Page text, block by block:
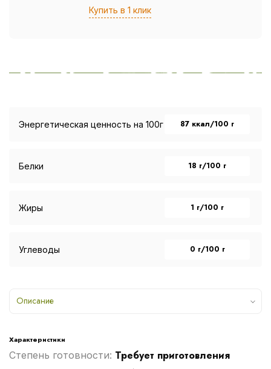
Купить в 1 клик
Энергетическая ценность на 100г 87 ккал/100 г
Белки 18 г/100 г
Жиры 1 г/100 г
Углеводы 0 г/100 г
Описание
Характеристики
Степень готовности: Требует приготовления